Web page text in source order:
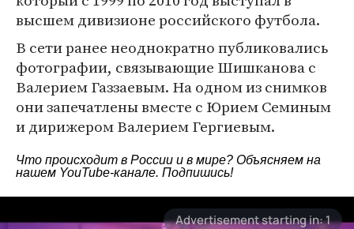
высшем дивизионе российского футбола.
В сети ранее неоднократно публиковались
фотографии, связывающие Шишканова с
Валерием Газзаевым. На одном из снимков
они запечатлены вместе с Юрием Семиным
и дирижером Валерием Гергиевым.
Что происходит в России и в мире? Объясняем на
нашем YouTube-канале. Подпишись!